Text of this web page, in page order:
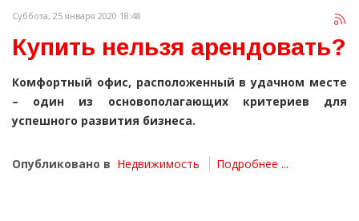
Суббота, 25 января 2020 18:48
Купить нельзя арендовать?
Комфортный офис, расположенный в удачном месте
– один из основополагающих критериев для
успешного развития бизнеса.
Опубликовано в Недвижимость Подробнее ...